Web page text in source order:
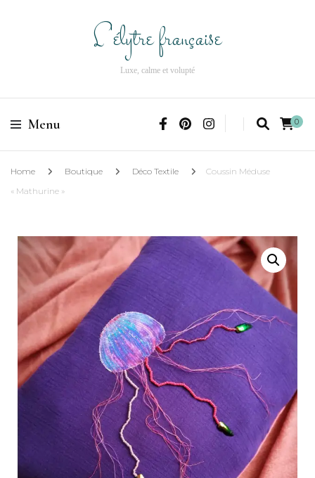
L'élytre française
Luxe, calme et volupté
Menu 0
Home Boutique Déco Textile
Coussin Méduse
« Mathurine »